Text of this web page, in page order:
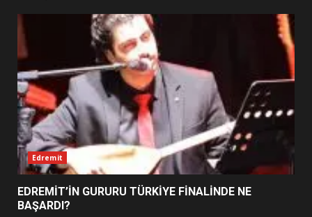
Edremit
EDREMİT’İN GURURU TÜRKİYE FİNALİNDE NE
BAŞARDI?